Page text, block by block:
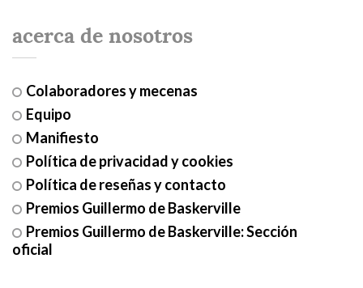
acerca de nosotros
Colaboradores y mecenas
Equipo
Manifiesto
Política de privacidad y cookies
Política de reseñas y contacto
Premios Guillermo de Baskerville
Premios Guillermo de Baskerville: Sección
oficial